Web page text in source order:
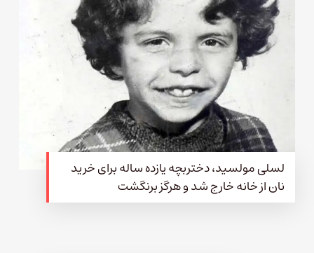
لسلی مولسید، دختربچه یازده ساله برای خرید
نان از خانه خارج شد و هرگز برنگشت